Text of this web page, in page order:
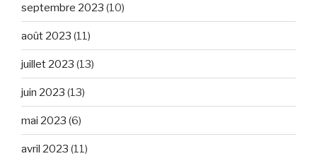
septembre 2023 (10)
août 2023 (11)
juillet 2023 (13)
juin 2023 (13)
mai 2023 (6)
avril 2023 (11)